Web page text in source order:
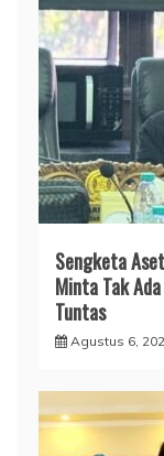
Sengketa
Minta Tak
Tuntas
Agustus 6,